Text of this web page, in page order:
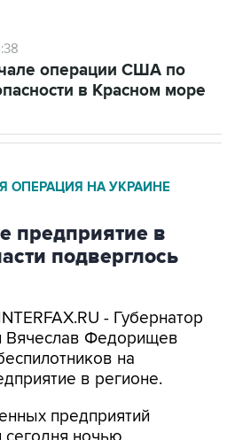
в Красном море
предприятие в
подверглось
- Губернатор
на
в регионе.
предприятий
беспилотников",